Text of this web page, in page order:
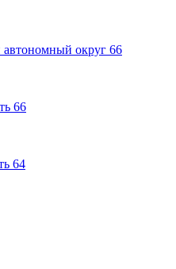
округ 66
66
64